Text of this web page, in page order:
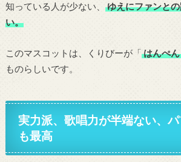
知っている人が少ない、
ゆえにファンと
い。
このマスコットは、くりびーが「 はんぺん
ものらしいです。
実力派、歌唱力が半端ない、
も最高